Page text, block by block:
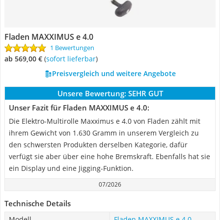
Fladen MAXXIMUS e 4.0
1 Bewertungen
ab 569,00 € ( Sofort lieferbar)
Preisvergleich und weitere Angebote
Unsere Bewertung: SEHR GUT
Unser Fazit für Fladen MAXXIMUS e 4.0:
Die Elektro-Multirolle Maxximus e 4.0 von Fladen zählt mit
ihrem Gewicht von 1.630 Gramm in unserem Vergleich zu
den schwersten Produkten derselben Kategorie, dafür
verfügt sie aber über eine hohe Bremskraft. Ebenfalls hat sie
ein Display und eine Jigging-Funktion.
07/2026
Technische Details